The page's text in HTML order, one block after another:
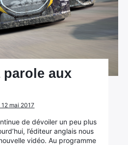
parole aux
mai 2017
de dévoiler un peu plus
l’éditeur anglais nous
vidéo. Au programme